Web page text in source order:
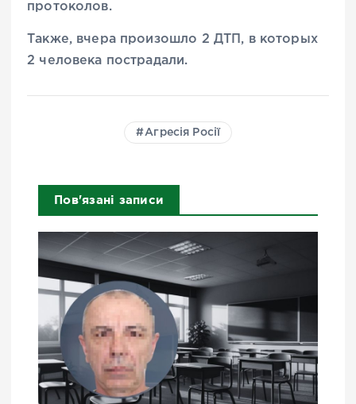
протоколов.
Также, вчера произошло 2 ДТП, в которых
2 человека пострадали.
Агресія Росії
Пов'язані записи